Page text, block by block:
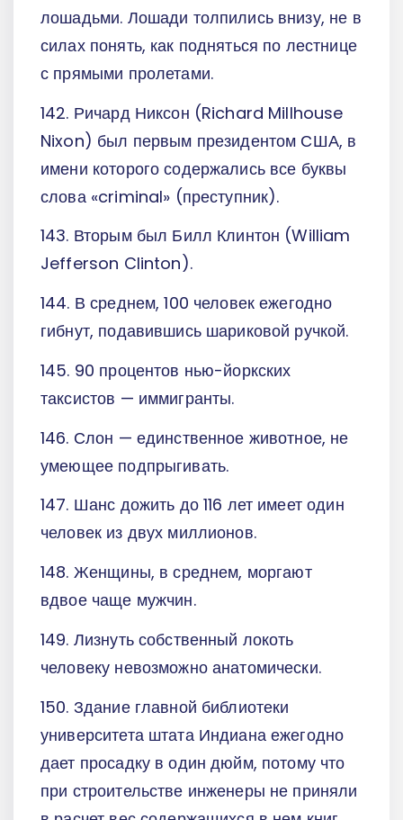
лошадьми. Лошади толпились внизу, не в
силах понять, как подняться по лестнице
с прямыми пролетами.
142. Ричард Никсон (Richard Millhouse
Nixon) был первым президентом США, в
имени которого содержались все буквы
слова «criminal» (преступник).
143. Вторым был Билл Клинтон (William
Jefferson Clinton).
144. В среднем, 100 человек ежегодно
гибнут, подавившись шариковой ручкой.
145. 90 процентов нью-йоркских
таксистов — иммигранты.
146. Слон — единственное животное, не
умеющее подпрыгивать.
147. Шанс дожить до 116 лет имеет один
человек из двух миллионов.
148. Женщины, в среднем, моргают
вдвое чаще мужчин.
149. Лизнуть собственный локоть
человеку невозможно анатомически.
150. Здание главной библиотеки
университета штата Индиана ежегодно
дает просадку в один дюйм, потому что
при строительстве инженеры не приняли